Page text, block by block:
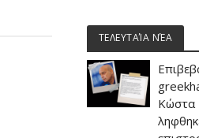
ΤΕΛΕΥΤΑΊΑ ΝΈΑ
Κώστα